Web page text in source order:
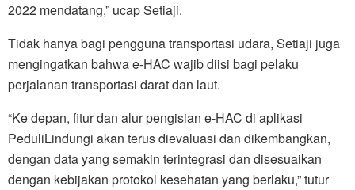
2022 mendatang,” ucap Setiaji.
Tidak hanya bagi pengguna transportasi udara, Setiaji juga
mengingatkan bahwa e-HAC wajib diisi bagi pelaku
perjalanan transportasi darat dan laut.
“Ke depan, fitur dan alur pengisian e-HAC di aplikasi
PeduliLindungi akan terus dievaluasi dan dikembangkan,
dengan data yang semakin terintegrasi dan disesuaikan
dengan kebijakan protokol kesehatan yang berlaku,” tutur